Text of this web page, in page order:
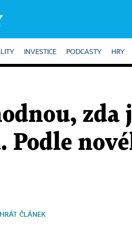
INVESTICE PODCASTY HRY
zda
Podle
ČLÁNEK